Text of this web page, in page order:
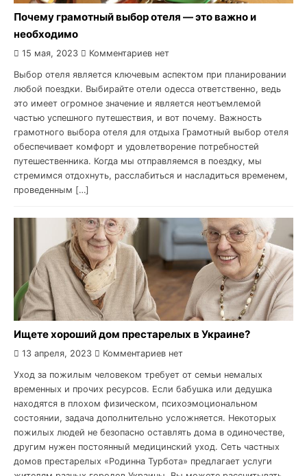
Почему грамотный выбор отеля — это важно и
необходимо
15 мая, 2023 Комментариев нет
Выбор отеля является ключевым аспектом при планировании
любой поездки. Выбирайте отели одесса ответственно, ведь
это имеет огромное значение и является неотъемлемой
частью успешного путешествия, и вот почему. Важность
грамотного выбора отеля для отдыха Грамотный выбор отеля
обеспечивает комфорт и удовлетворение потребностей
путешественника. Когда мы отправляемся в поездку, мы
стремимся отдохнуть, расслабиться и насладиться временем,
проведенным […]
Ищете хороший дом престарелых в Украине?
13 апреля, 2023 Комментариев нет
Уход за пожилым человеком требует от семьи немалых
временных и прочих ресурсов. Если бабушка или дедушка
находятся в плохом физическом, психоэмоциональном
состоянии, задача дополнительно усложняется. Некоторых
пожилых людей не безопасно оставлять дома в одиночестве,
другим нужен постоянный медицинский уход. Сеть частных
домов престарелых «Родинна Турбота» предлагает услуги